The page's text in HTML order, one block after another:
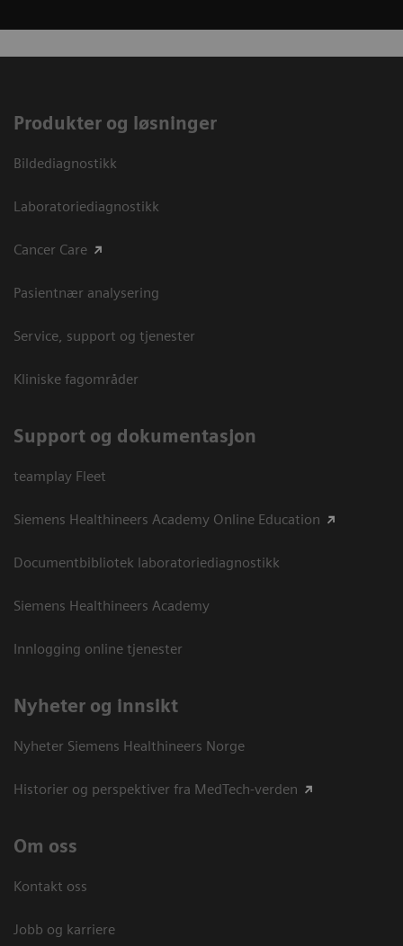
Produkter og løsninger
Bildediagnostikk
Laboratoriediagnostikk
Cancer Care
Pasientnær analysering
Service, support og tjenester
Kliniske fagområder
Support og dokumentasjon
teamplay Fleet
Siemens Healthineers Academy Online Education
Documentbibliotek laboratoriediagnostikk
Siemens Healthineers Academy
Innlogging online tjenester
Nyheter og innsikt
Nyheter Siemens Healthineers Norge
Historier og perspektiver fra MedTech-verden
Om oss
Kontakt oss
Jobb og karriere